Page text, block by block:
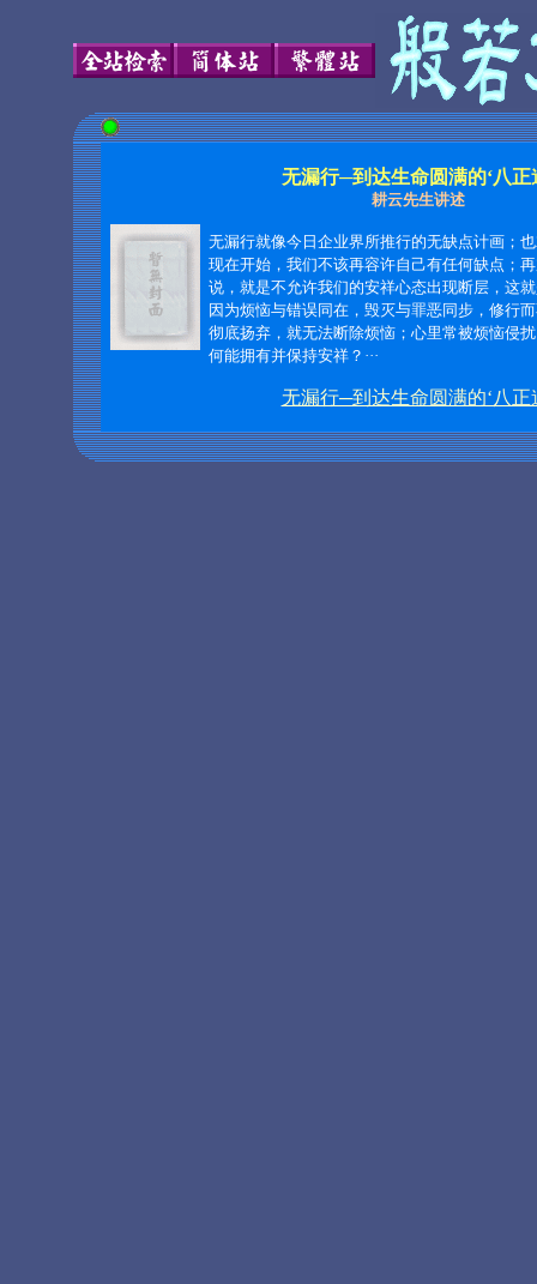
无漏行─到达生命圆满的‘八正
耕云先生讲述
无漏行就像今日企业界所推行的无缺点计画；
现在开始，我们不该再容许自己有任何缺点；
说，就是不允许我们的安祥心态出现断层，这
因为烦恼与错误同在，毁灭与罪恶同步，修行
彻底扬弃，就无法断除烦恼；心里常被烦恼侵
何能拥有并保持安祥？ ···
无漏行─到达生命圆满的‘八正